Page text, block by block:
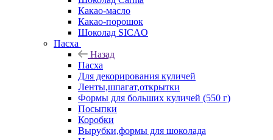
Какао-масло
Какао-порошок
Шоколад SICAO
Пасха
Назад
Пасха
Для декорирования куличей
Ленты,шпагат,открытки
Формы для больших куличей (550 г)
Посыпки
Коробки
Вырубки,формы для шоколада